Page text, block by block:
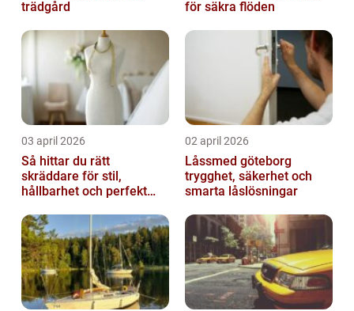
trädgård
för säkra flöden
03 april 2026
Så hittar du rätt
skräddare för stil,
hållbarhet och perfekt
02 april 2026
Låssmed göteborg
trygghet, säkerhet och
smarta låslösningar